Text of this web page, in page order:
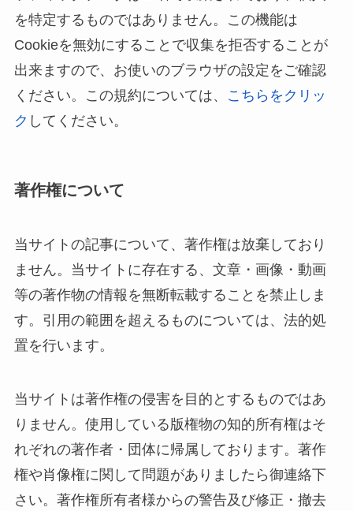
を特定するものではありません。この機能は
Cookieを無効にすることで収集を拒否することが
出来ますので、お使いのブラウザの設定をご確認
ください。この規約については、
こちらをクリッ
ク してください。
著作権について
当サイトの記事について、著作権は放棄しており
ません。当サイトに存在する、文章・画像・動画
等の著作物の情報を無断転載することを禁止しま
す。引用の範囲を超えるものについては、法的処
置を行います。
当サイトは著作権の侵害を目的とするものではあ
りません。使用している版権物の知的所有権はそ
れぞれの著作者・団体に帰属しております。著作
権や肖像権に関して問題がありましたら御連絡下
さい。著作権所有者様からの警告及び修正・撤去